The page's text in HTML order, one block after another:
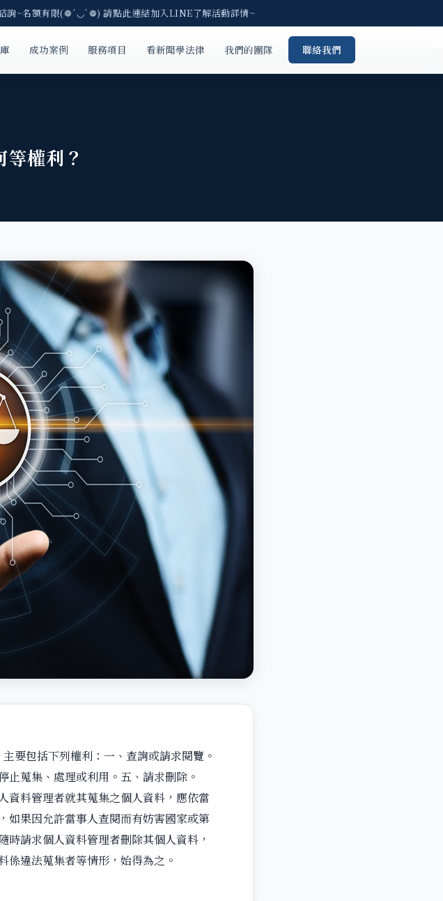
名額有限(❁´◡`❁) 請點此連結加入LINE了解活動詳情~
成功案例 服務項目 看新聞學法律 我們的團隊 聯絡我們
權利？
要包括下列權利：一、查詢或請求閱覽。
止蒐集、處理或利用。五、請求刪除。
資料管理者就其蒐集之個人資料，應依當
如果因允許當事人查閱而有妨害國家或第
請求個人資料管理者刪除其個人資料，
係違法蒐集者等情形，始得為之。